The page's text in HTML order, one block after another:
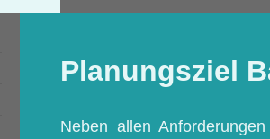
Planungsziel
Neben allen